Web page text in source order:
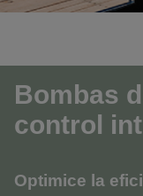
Bombas
control
Optimice la